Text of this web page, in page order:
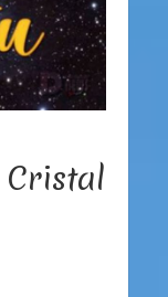
Cristal